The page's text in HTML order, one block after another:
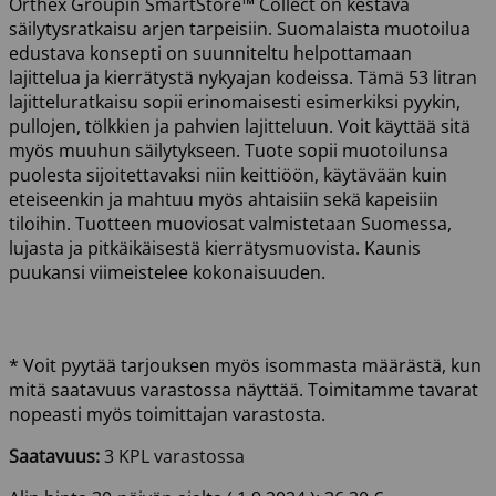
säilytysratkaisu arjen tarpeisiin. Suomalaista muotoilua
edustava konsepti on suunniteltu helpottamaan
lajittelua ja kierrätystä nykyajan kodeissa. Tämä 53 litran
lajitteluratkaisu sopii erinomaisesti esimerkiksi pyykin,
pullojen, tölkkien ja pahvien lajitteluun. Voit käyttää sitä
myös muuhun säilytykseen. Tuote sopii muotoilunsa
puolesta sijoitettavaksi niin keittiöön, käytävään kuin
eteiseenkin ja mahtuu myös ahtaisiin sekä kapeisiin
tiloihin. Tuotteen muoviosat valmistetaan Suomessa,
lujasta ja pitkäikäisestä kierrätysmuovista. Kaunis
puukansi viimeistelee kokonaisuuden.
* Voit pyytää tarjouksen myös isommasta määrästä, kun
mitä saatavuus varastossa näyttää. Toimitamme tavarat
nopeasti myös toimittajan varastosta.
Saatavuus:3 KPL varastossa